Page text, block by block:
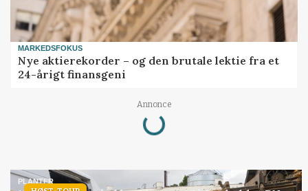
MARKEDSFOKUS
Nye aktierekorder – og den brutale lektie fra et
24-årigt finansgeni
Annonce
Loading...
PLANTER